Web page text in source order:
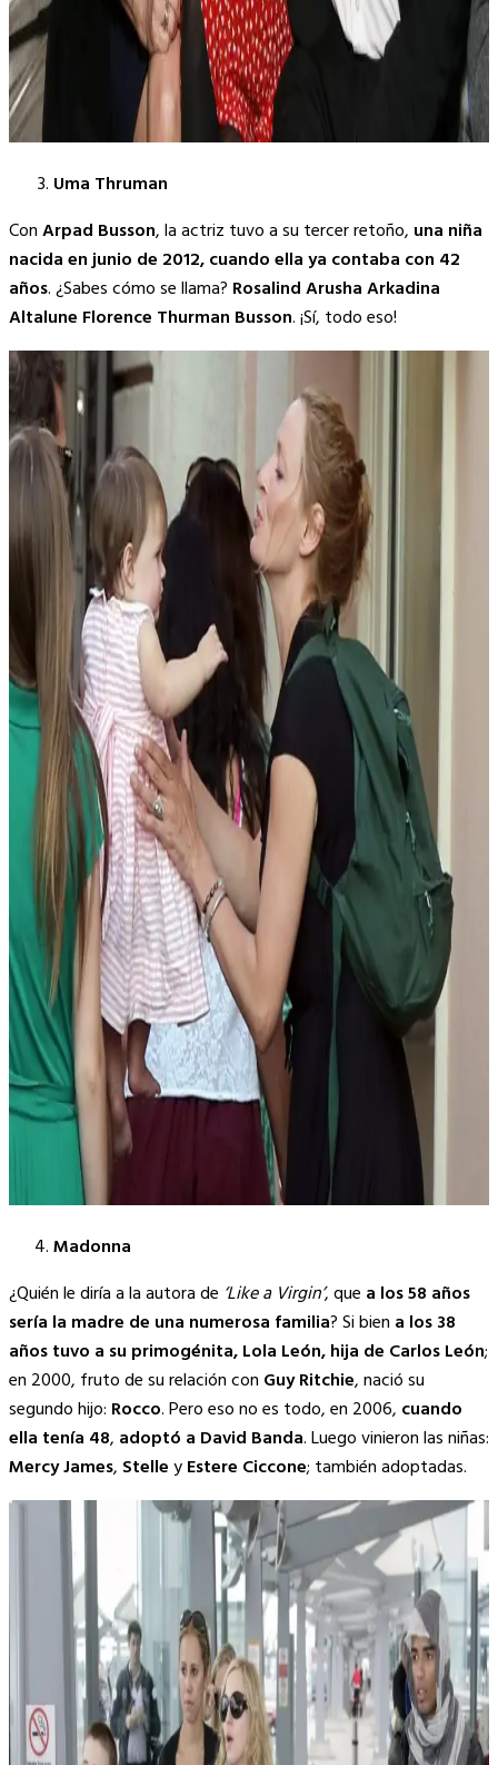
Uma Thruman
ConArpad Busson, la actriz tuvo a su tercer retoño, una niña
nacida en junio de 2012, cuando ella ya contaba con 42
años. ¿Sabes cómo se llama? Rosalind Arusha Arkadina
Altalune Florence Thurman Busson. ¡Sí, todo eso!
Madonna
¿Quién le diría a la autora de ‘Like a Virgin’, que a los 58 años
sería la madre de una numerosa familia? Si bien a los 38
años tuvo a su primogénita, Lola León, hija de Carlos León;
en 2000, fruto de su relación con Guy Ritchie, nació su
segundo hijo: Rocco. Pero eso no es todo, en 2006, cuando
ella tenía 48, adoptó a David Banda. Luego vinieron las niñas:
Mercy James, StelleyEstere Ciccone; también adoptadas.